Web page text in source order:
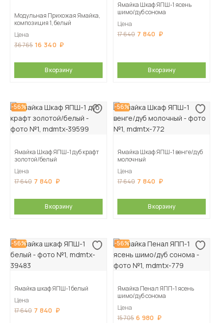
Модульная Прихожая Ямайка,
композиция 1, белый
Цена
36 765 16 340
В корзину
Ямайка Шкаф ЯПШ-1 ясень
шимо/дуб сонома
Цена
17 640 7 840
В корзину
-56%
Ямайка Шкаф ЯПШ-1 дуб крафт
золотой/белый
Цена
17 640 7 840
В корзину
-56%
Ямайка Шкаф ЯПШ-1 венге/дуб
молочный
Цена
17 640 7 840
В корзину
-56%
Ямайка шкаф ЯПШ-1 белый
Цена
17 640 7 840
-56%
Ямайка Пенал ЯПП-1 ясень
шимо/дуб сонома
Цена
15 705 6 980